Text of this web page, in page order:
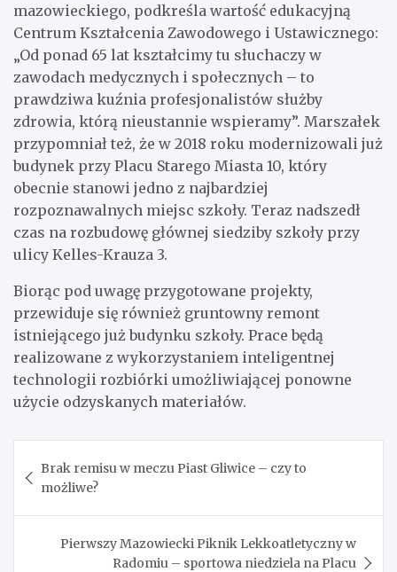
mazowieckiego, podkreśla wartość edukacyjną
Centrum Kształcenia Zawodowego i Ustawicznego:
„Od ponad 65 lat kształcimy tu słuchaczy w
zawodach medycznych i społecznych – to
prawdziwa kuźnia profesjonalistów służby
zdrowia, którą nieustannie wspieramy”. Marszałek
przypomniał też, że w 2018 roku modernizowali już
budynek przy Placu Starego Miasta 10, który
obecnie stanowi jedno z najbardziej
rozpoznawalnych miejsc szkoły. Teraz nadszedł
czas na rozbudowę głównej siedziby szkoły przy
ulicy Kelles-Krauza 3.
Biorąc pod uwagę przygotowane projekty,
przewiduje się również gruntowny remont
istniejącego już budynku szkoły. Prace będą
realizowane z wykorzystaniem inteligentnej
technologii rozbiórki umożliwiającej ponowne
użycie odzyskanych materiałów.
wpisu
Brak remisu w meczu Piast Gliwice – czy to
możliwe?
Pierwszy Mazowiecki Piknik Lekkoatletyczny w
Radomiu – sportowa niedziela na Placu